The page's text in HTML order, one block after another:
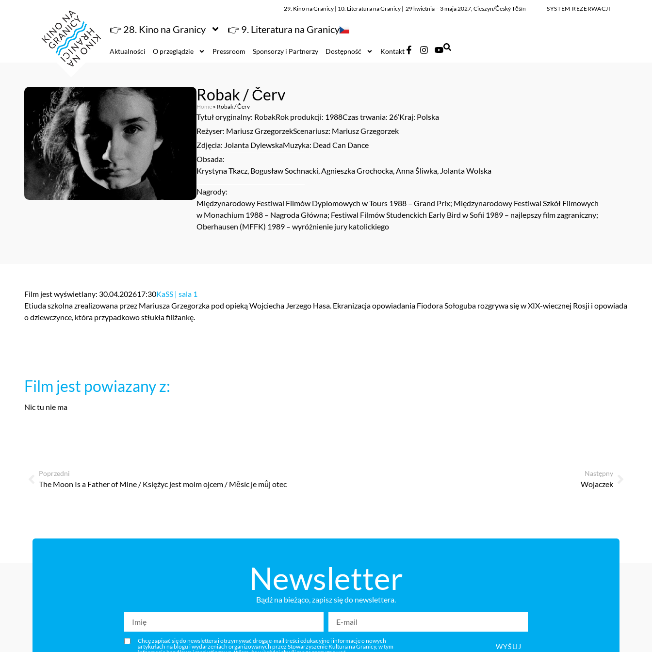
29. Kino na Granicy | 10. Literatura na Granicy | 29 kwietnia – 3 maja 2027, Cieszyn/Český Těšín SYSTEM REZERWACJI
👉 28. Kino na Granicy 👉 9. Literatura na Granicy
Aktualności O przeglądzie Pressroom Sponsorzy i Partnerzy Dostępność Kontakt
Robak / Červ
Home » Robak / Červ
Tytuł oryginalny: RobakRok produkcji: 1988Czas trwania: 26’Kraj: Polska
Reżyser: Mariusz GrzegorzekScenariusz: Mariusz Grzegorzek
Zdjęcia: Jolanta DylewskaMuzyka: Dead Can Dance
Obsada:
Krystyna Tkacz, Bogusław Sochnacki, Agnieszka Grochocka, Anna Śliwka, Jolanta Wolska
Nagrody:
Międzynarodowy Festiwal Filmów Dyplomowych w Tours 1988 – Grand Prix; Międzynarodowy Festiwal Szkół Filmowych
w Monachium 1988 – Nagroda Główna; Festiwal Filmów Studenckich Early Bird w Sofii 1989 – najlepszy film zagraniczny;
Oberhausen (MFFK) 1989 – wyróżnienie jury katolickiego
Film jest wyświetlany: 30.04.202617:30KaSS | sala 1
Etiuda szkolna zrealizowana przez Mariusza Grzegorzka pod opieką Wojciecha Jerzego Hasa. Ekranizacja opowiadania Fiodora Sołoguba rozgrywa się w XIX-wiecznej Rosji i opowiada
o dziewczynce, która przypadkowo stłukła filiżankę.
Film jest powiazany z:
Nic tu nie ma
Poprzedni
The Moon Is a Father of Mine / Księżyc jest moim ojcem / Měsíc je můj otec
Następny
Wojaczek
Newsletter
Bądź na bieżąco, zapisz się do newslettera.
Chcę zapisać się do newslettera i otrzymywać drogą e-mail treści edukacyjne i informacje o nowych
artykułach na blogu i wydarzeniach organizowanych przez Stowarzyszenie Kultura na Granicy, w tym
WYŚLIJ